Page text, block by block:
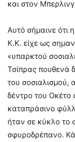
και στον
Αυτό σήμαινε ότι
Κ.Κ. είχε ως
«υπαρκτού
Τσίπρας πουθενά
του σοσιαλισμού,
δέντρο του Οκέτο
καταπράσινο
ήταν σε κύκλο το
σφυροδρέπανο.